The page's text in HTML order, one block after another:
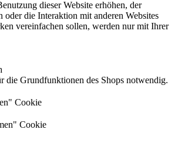
dieser Website erhöhen, der
die Interaktion mit anderen Websites
vereinfachen sollen, werden nur mit Ihrer
die Grundfunktionen des Shops notwendig.
Cookie
Cookie